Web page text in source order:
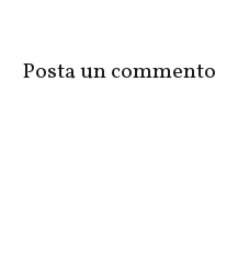
Posta un commento